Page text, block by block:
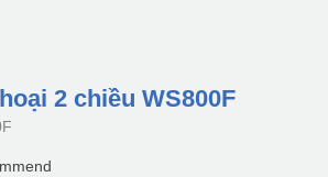
2 chiều WS800F